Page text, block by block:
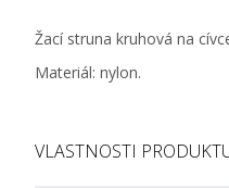
Žací struna kruhová na
Materiál: nylon.
VLASTNOSTI